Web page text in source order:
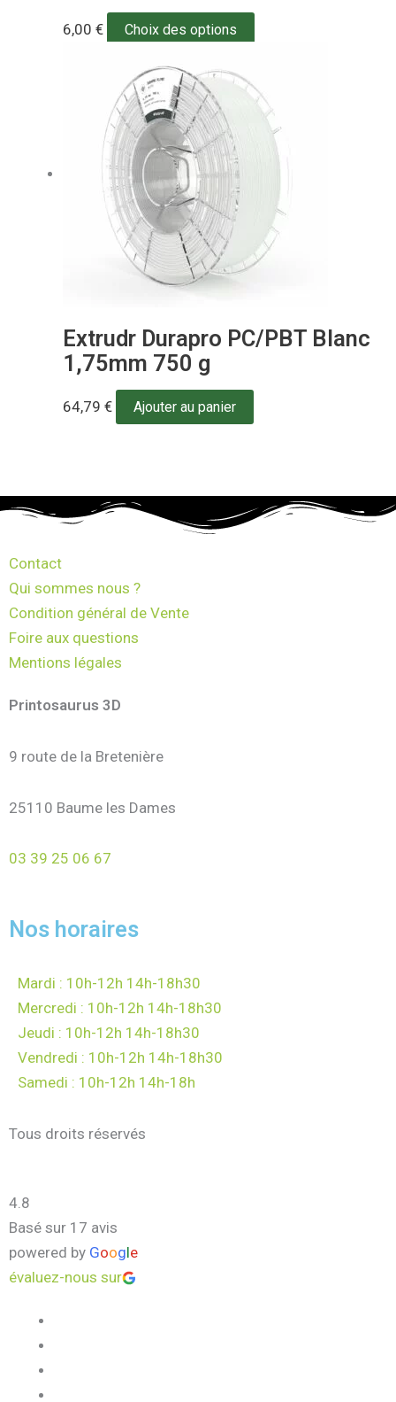
6,00 € Choix des options
Extrudr Durapro PC/PBT Blanc
1,75mm 750 g
64,79 € Ajouter au panier
Contact
Qui sommes nous ?
Condition général de Vente
Foire aux questions
Mentions légales
Printosaurus 3D
9 route de la Bretenière
25110 Baume les Dames
03 39 25 06 67
Nos horaires
Mardi : 10h-12h 14h-18h30
Mercredi : 10h-12h 14h-18h30
Jeudi : 10h-12h 14h-18h30
Vendredi : 10h-12h 14h-18h30
Samedi : 10h-12h 14h-18h
Tous droits réservés
4.8
Basé sur 17 avis
powered by Google
évaluez-nous sur